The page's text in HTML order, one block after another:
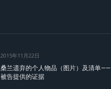
2015年11月22日
桑兰遗弃的个人物品（图片）及清单——
被告提供的证据